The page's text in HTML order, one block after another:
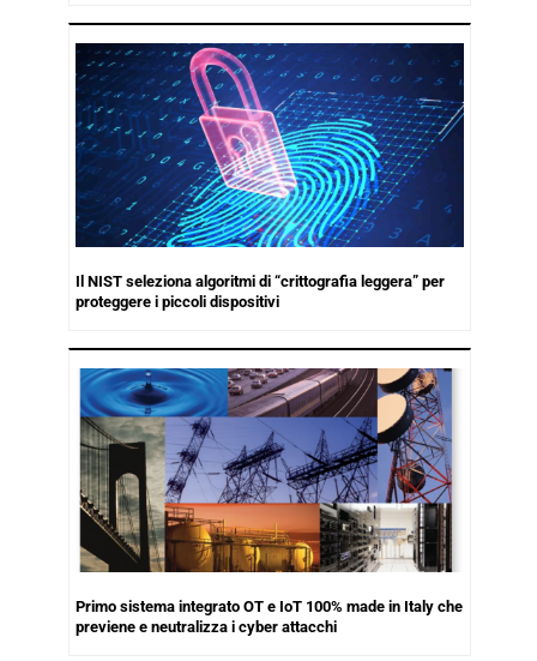
Il NIST seleziona algoritmi di “crittografia leggera” per
proteggere i piccoli dispositivi
Primo sistema integrato OT e IoT 100% made in Italy che
previene e neutralizza i cyber attacchi